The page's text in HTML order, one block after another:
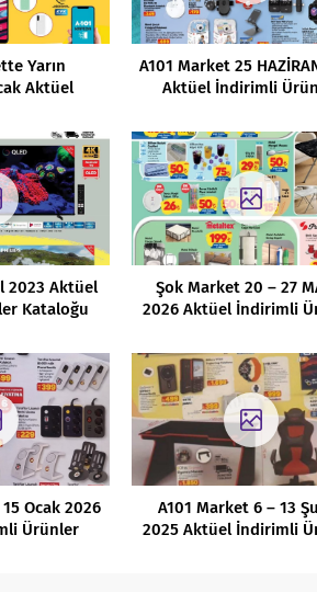
Yarın
Aktüel
A101 Market 25
Aktüel İndirimli
2023 Aktüel
Kataloğu
Şok Market 20 – 27
2026 Aktüel İndirimli
Ocak 2026
Ürünler
A101 Market 6 – 13
2025 Aktüel İndirimli